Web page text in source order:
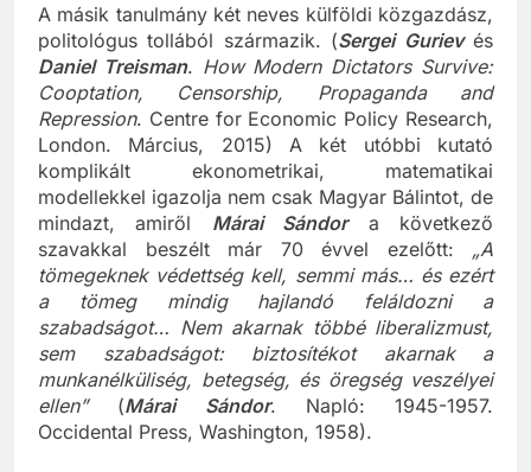
A másik tanulmány két neves külföldi közgazdász,
politológus tollából származik. (Sergei Gurievés
Daniel Treisman. How Modern Dictators Survive:
Cooptation, Censorship, Propaganda and
Repression. Centre for Economic Policy Research,
London. Március, 2015) A két utóbbi kutató
komplikált ekonometrikai, matematikai
modellekkel igazolja nem csak Magyar Bálintot, de
mindazt, amiről Márai Sándora következő
szavakkal beszélt már 70 évvel ezelőtt: „A
tömegeknek védettség kell, semmi más… és ezért
a tömeg mindig hajlandó feláldozni a
szabadságot… Nem akarnak többé liberalizmust,
sem szabadságot: biztosítékot akarnak a
munkanélküliség, betegség, és öregség veszélyei
ellen”(Márai Sándor. Napló: 1945-1957.
Occidental Press, Washington, 1958).